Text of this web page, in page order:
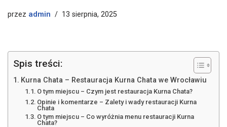
przez admin 13 sierpnia, 2025
Spis treści:
Kurna Chata – Restauracja Kurna Chata we Wrocławiu
O tym miejscu – Czym jest restauracja Kurna Chata?
Opinie i komentarze – Zalety i wady restauracji Kurna
Chata
O tym miejscu – Co wyróżnia menu restauracji Kurna
Chata?